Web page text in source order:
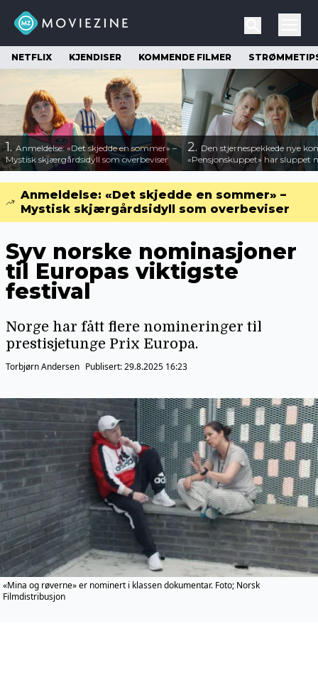
NETFLIX KJENDISER KOMMENDE FILMER
1.Anmeldelse: «Det skjedde en sommer» –
Mystisk skjærgårdsidyll som overbeviser
2. Den stjernespekkede nye
«Pensjonskuppet» har sluppet
Anmeldelse: «Det skjedde en sommer» –
Mystisk skjærgårdsidyll som overbeviser
Syv norske nominasjoner
til Europas viktigste
festival
Norge har fått flere nomineringer til
prestisjetunge Prix Europa.
Torbjørn Andersen Publisert:29.8.2025 16:23
«Mina og røverne» er nominert i klassen dokumentar. Foto; Norsk
Filmdistribusjon